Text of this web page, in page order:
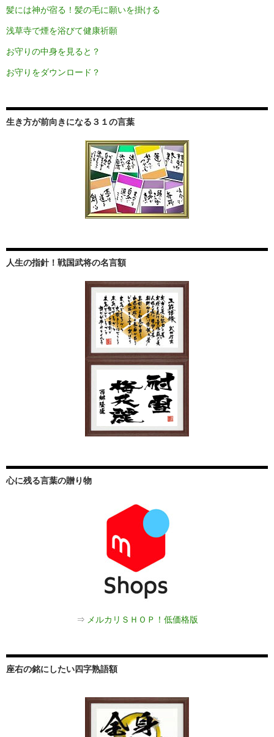
髪には神が宿る！髪の毛に願いを掛ける
浅草寺で煙を浴びて健康祈願
お守りの中身を見ると？
お守りをダウンロード？
生き方が前向きになる３１の言葉
人生の指針！戦国武将の名言額
心に残る言葉の贈り物
⇒ メルカリＳＨＯＰ！低価格版
座右の銘にしたい四字熟語額